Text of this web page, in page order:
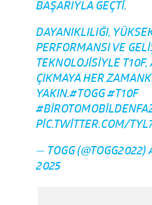
BAŞARIYLA GEÇTI.
DAYANIKLILIĞI,
PERFORMANSI VE
TEKNOLOJISIYLE T10F,
ÇIKMAYA HER
YAKIN.#TOGG #T10F
PIC.TWITTER.COM/
— TOGG (@TOGG2022)
2025